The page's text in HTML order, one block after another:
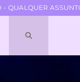
ASSUNTO